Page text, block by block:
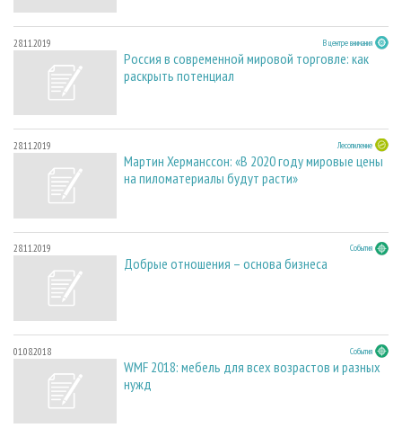
28.11.2019 В центре внимания
Россия в современной мировой торговле: как
раскрыть потенциал
28.11.2019 Лесопиление
Мартин Херманссон: «В 2020 году мировые цены
на пиломатериалы будут расти»
28.11.2019 События
Добрые отношения – основа бизнеса
01.08.2018 События
WMF 2018: мебель для всех возрастов и разных
нужд